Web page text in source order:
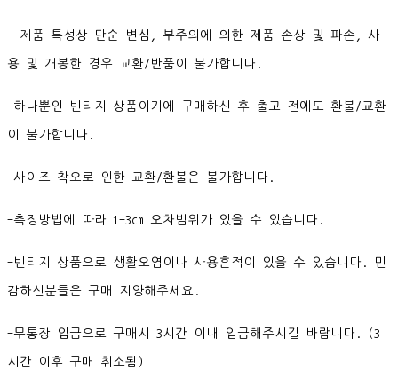
- 제품 특성상 단순 변심, 부주의에 의한 제품 손상 및 파손, 사
용 및 개봉한 경우 교환/반품이 불가합니다.
-하나뿐인 빈티지 상품이기에 구매하신 후 출고 전에도 환불/교환
이 불가합니다.
-사이즈 착오로 인한 교환/환불은 불가합니다.
-측정방법에 따라 1-3cm 오차범위가 있을 수 있습니다.
-빈티지 상품으로 생활오염이나 사용흔적이 있을 수 있습니다. 민
감하신분들은 구매 지양해주세요.
-무통장 입금으로 구매시 3시간 이내 입금해주시길 바랍니다. (3
시간 이후 구매 취소됨)